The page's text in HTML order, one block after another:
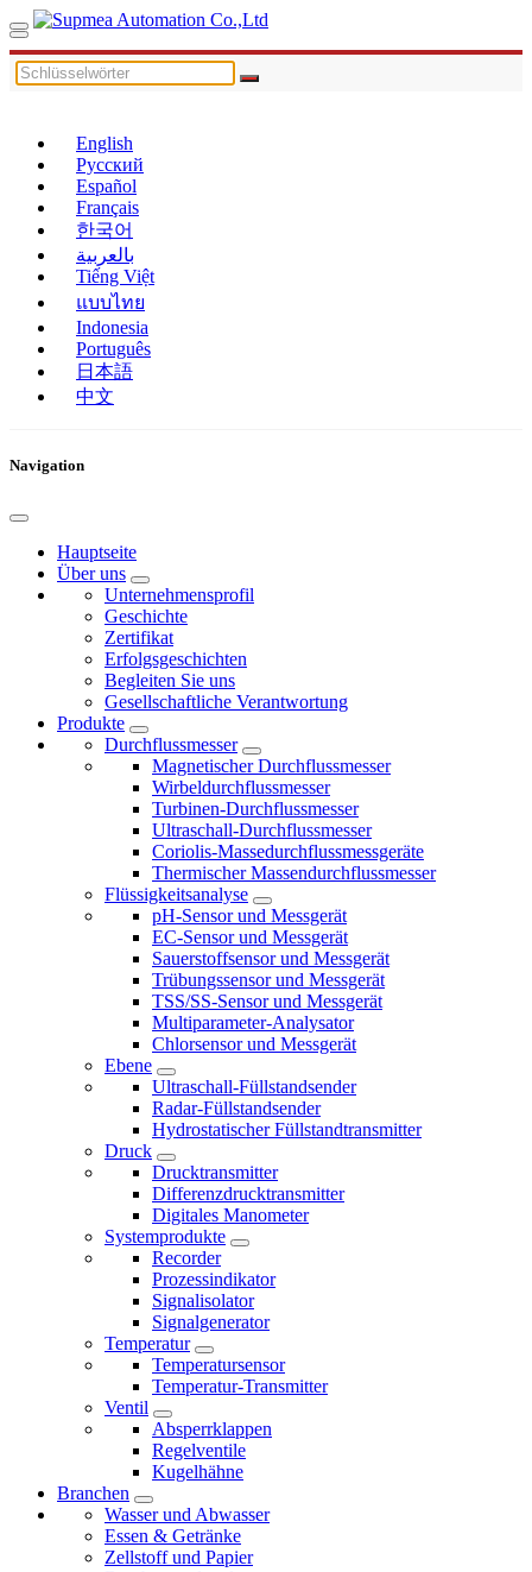
English
Русский
Español
Français
한국어
بالعربية
Tiếng Việt
แบบไทย
Indonesia
Português
日本語
中文
Navigation
Hauptseite
Über uns
Unternehmensprofil
Geschichte
Zertifikat
Erfolgsgeschichten
Begleiten Sie uns
Gesellschaftliche Verantwortung
Produkte
Durchflussmesser
Magnetischer Durchflussmesser
Wirbeldurchflussmesser
Turbinen-Durchflussmesser
Ultraschall-Durchflussmesser
Coriolis-Massedurchflussmessgeräte
Thermischer Massendurchflussmesser
Flüssigkeitsanalyse
pH-Sensor und Messgerät
EC-Sensor und Messgerät
Sauerstoffsensor und Messgerät
Trübungssensor und Messgerät
TSS/SS-Sensor und Messgerät
Multiparameter-Analysator
Chlorsensor und Messgerät
Ebene
Ultraschall-Füllstandsender
Radar-Füllstandsender
Hydrostatischer Füllstandtransmitter
Druck
Drucktransmitter
Differenzdrucktransmitter
Digitales Manometer
Systemprodukte
Recorder
Prozessindikator
Signalisolator
Signalgenerator
Temperatur
Temperatursensor
Temperatur-Transmitter
Ventil
Absperrklappen
Regelventile
Kugelhähne
Branchen
Wasser und Abwasser
Essen & Getränke
Zellstoff und Papier